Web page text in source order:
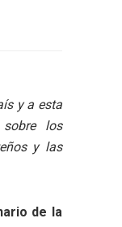
y a esta
los
y las
de la